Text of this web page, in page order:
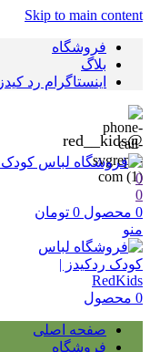
Skip to main content
فروشگاه
بلاگ
اینستاگرام رد کیدز
@red__kids
0
0
0 محصول 0 تومان
منو
0 محصول
صفحه اصلی
فروشگاه